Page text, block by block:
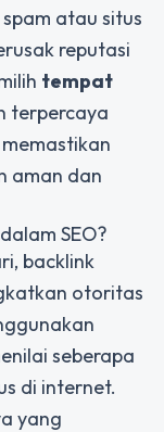
atau situs
reputasi
tempat
terpercaya
aman dan
SEO?
backlink
otoritas
seberapa
di internet.
yang